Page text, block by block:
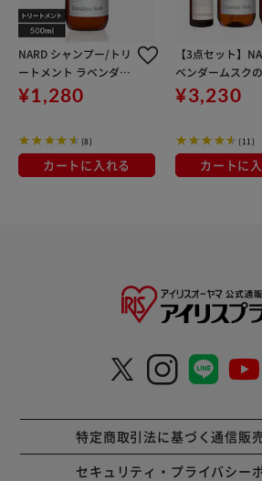
NARD シャンプー/トリ
ートメント ラベンダー
ムスクの香り 500ml ト
リートメント
¥1,280
(8)
カートに入れる
【3点セット】
ベンダームスク
(シャンプー
リートメント
ト 200ml )
¥3,230
(11)
カートに
特定商取引法に基づく通信販
セキュリティ・プライバシー